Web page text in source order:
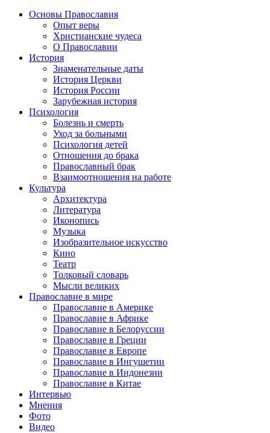
Основы Православия
Опыт веры
Христианские чудеса
О Православии
История
Знаменательные даты
История Церкви
История России
Зарубежная история
Психология
Болезнь и смерть
Уход за больными
Психология детей
Отношения до брака
Православный брак
Взаимоотношения на работе
Культура
Архитектура
Литература
Иконопись
Музыка
Изобразительное искусство
Кино
Театр
Толковый словарь
Мысли великих
Православие в мире
Православие в Америке
Православие в Африке
Православие в Белоруссии
Православие в Греции
Православие в Европе
Православие в Ингушетии
Православие в Индонезии
Православие в Китае
Интервью
Мнения
Фото
Видео